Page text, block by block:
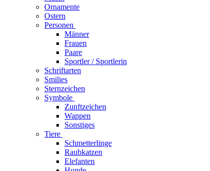
Ornamente
Ostern
Personen
Männer
Frauen
Paare
Sportler / Sportlerin
Schriftarten
Smilies
Sternzeichen
Symbole
Zunftzeichen
Wappen
Sonstiges
Tiere
Schmetterlinge
Raubkatzen
Elefanten